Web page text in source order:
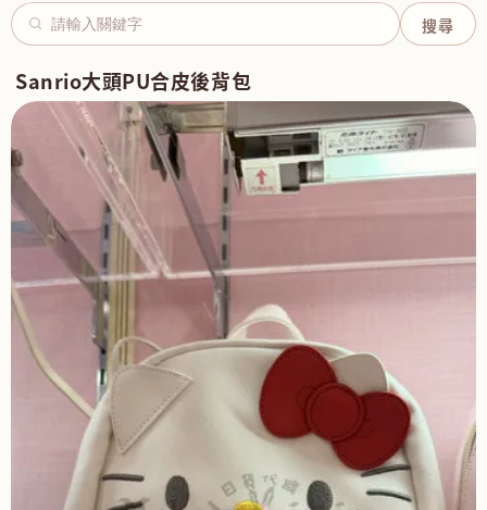
Sanrio大頭PU合皮後背包